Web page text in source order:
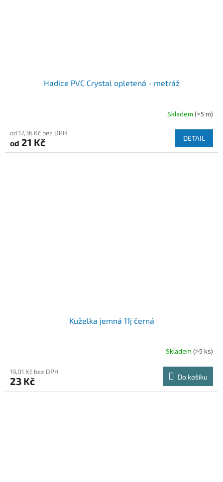
Hadice PVC Crystal opletená - metráž
Skladem (>5 m)
od 17,36 Kč bez DPH
od 21 Kč DETAIL
Kuželka jemná 11j černá
Skladem (>5 ks)
19,01 Kč bez DPH
23 Kč Do košíku